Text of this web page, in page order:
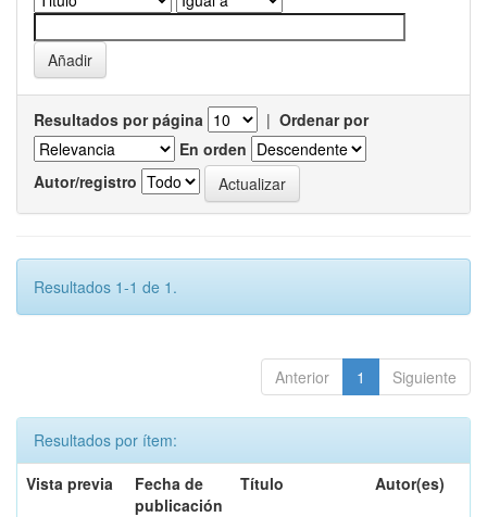
Resultados por página | Ordenar por
En orden
Autor/registro
Resultados 1-1 de 1.
Anterior 1 Siguiente
Resultados por ítem:
Vista previa
Fecha de
publicación
Título Autor(es)